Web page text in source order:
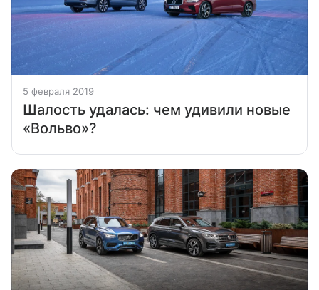
5 февраля 2019
Шалость удалась: чем удивили новые
«Вольво»?